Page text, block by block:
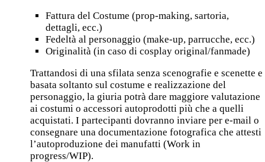
Fattura del Costume (prop-making, sartoria,
dettagli, ecc.)
Fedeltà al personaggio (make-up, parrucche, ecc.)
Originalità (in caso di cosplay original/fanmade)
Trattandosi di una sfilata senza scenografie e scenette e
basata soltanto sul costume e realizzazione del
personaggio, la giuria potrà dare maggiore valutazione
ai costumi o accessori autoprodotti più che a quelli
acquistati. I partecipanti dovranno inviare per e-mail o
consegnare una documentazione fotografica che attesti
l’autoproduzione dei manufatti (Work in
progress/WIP).